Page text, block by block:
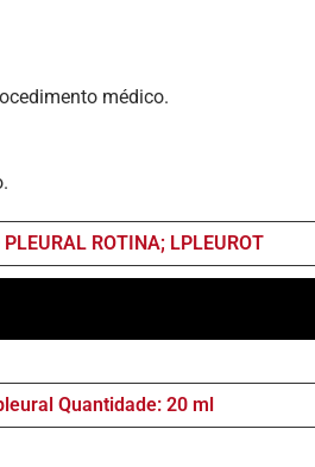
médico.
PLEURAL ROTINA; LPLEUROT
Quantidade: 20 ml